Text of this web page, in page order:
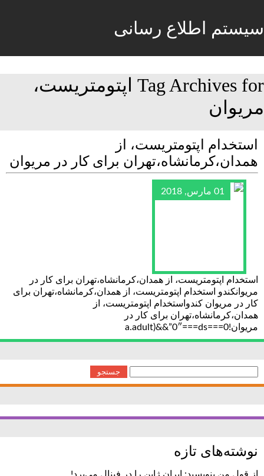
سیستم اطلاع رسانی
Tag Archives for اپتومتریست،
مریوان
استخدام اپتومتریست، از
همدان،کرمانشاه،تهران برای کار در مریوان
01 مارس, 2018
استخدام اپتومتریست، از همدان،کرمانشاه،تهران برای کار در
مریوانکندو استخدام اپتومتریست، از همدان،کرمانشاه،تهران برای
کار در مریوان کندواستخدام اپتومتریست، از
همدان،کرمانشاه،تهران برای کار در
مریوان!0===a.adult)&&”0″===ds
برای:
نوشته‌های تازه